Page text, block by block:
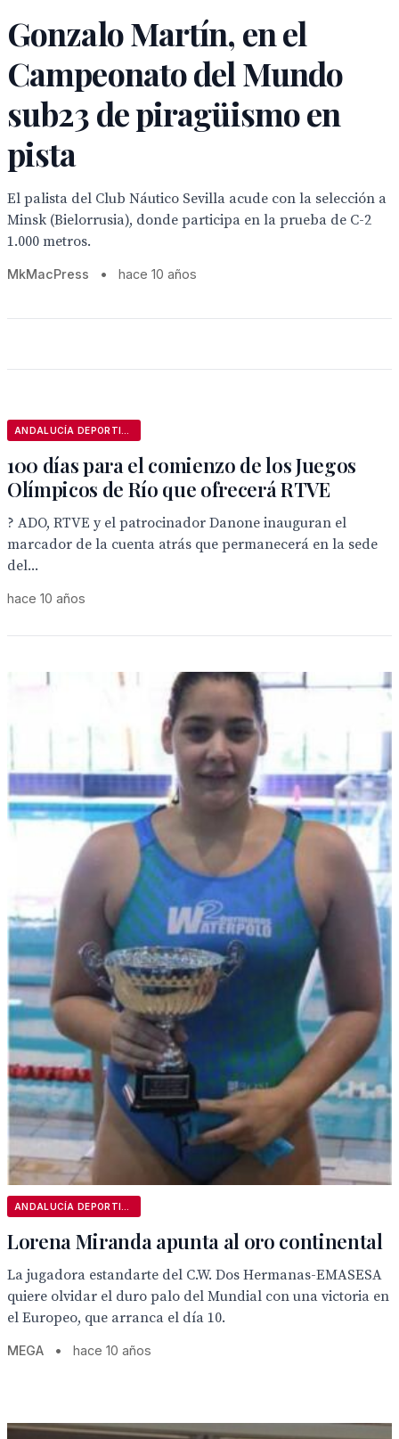
Gonzalo Martín, en el
Campeonato del Mundo
sub23 de piragüismo en
pista
El palista del Club Náutico Sevilla acude con la selección a
Minsk (Bielorrusia), donde participa en la prueba de C-2
1.000 metros.
MkMacPress • hace 10 años
100 días para el comienzo de los Juegos
Olímpicos de Río que ofrecerá RTVE
? ADO, RTVE y el patrocinador Danone inauguran el
marcador de la cuenta atrás que permanecerá en la sede
del...
hace 10 años
Lorena Miranda apunta al oro continental
La jugadora estandarte del C.W. Dos Hermanas-EMASESA
quiere olvidar el duro palo del Mundial con una victoria en
el Europeo, que arranca el día 10.
MEGA • hace 10 años